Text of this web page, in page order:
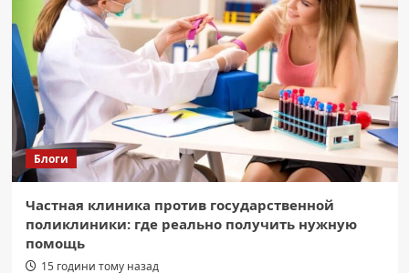
Блоги
Частная клиника против государственной
поликлиники: где реально получить нужную
помощь
15 години тому назад